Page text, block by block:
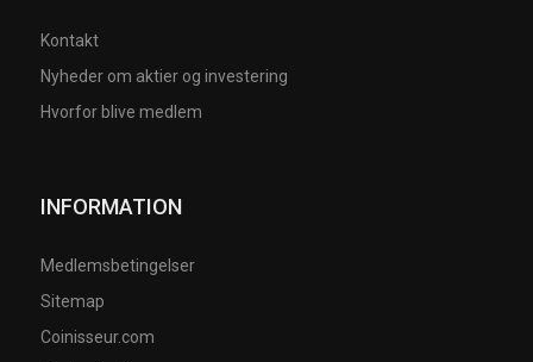
Kontakt
Nyheder om aktier og investering
Hvorfor blive medlem
INFORMATION
Medlemsbetingelser
Sitemap
Coinisseur.com